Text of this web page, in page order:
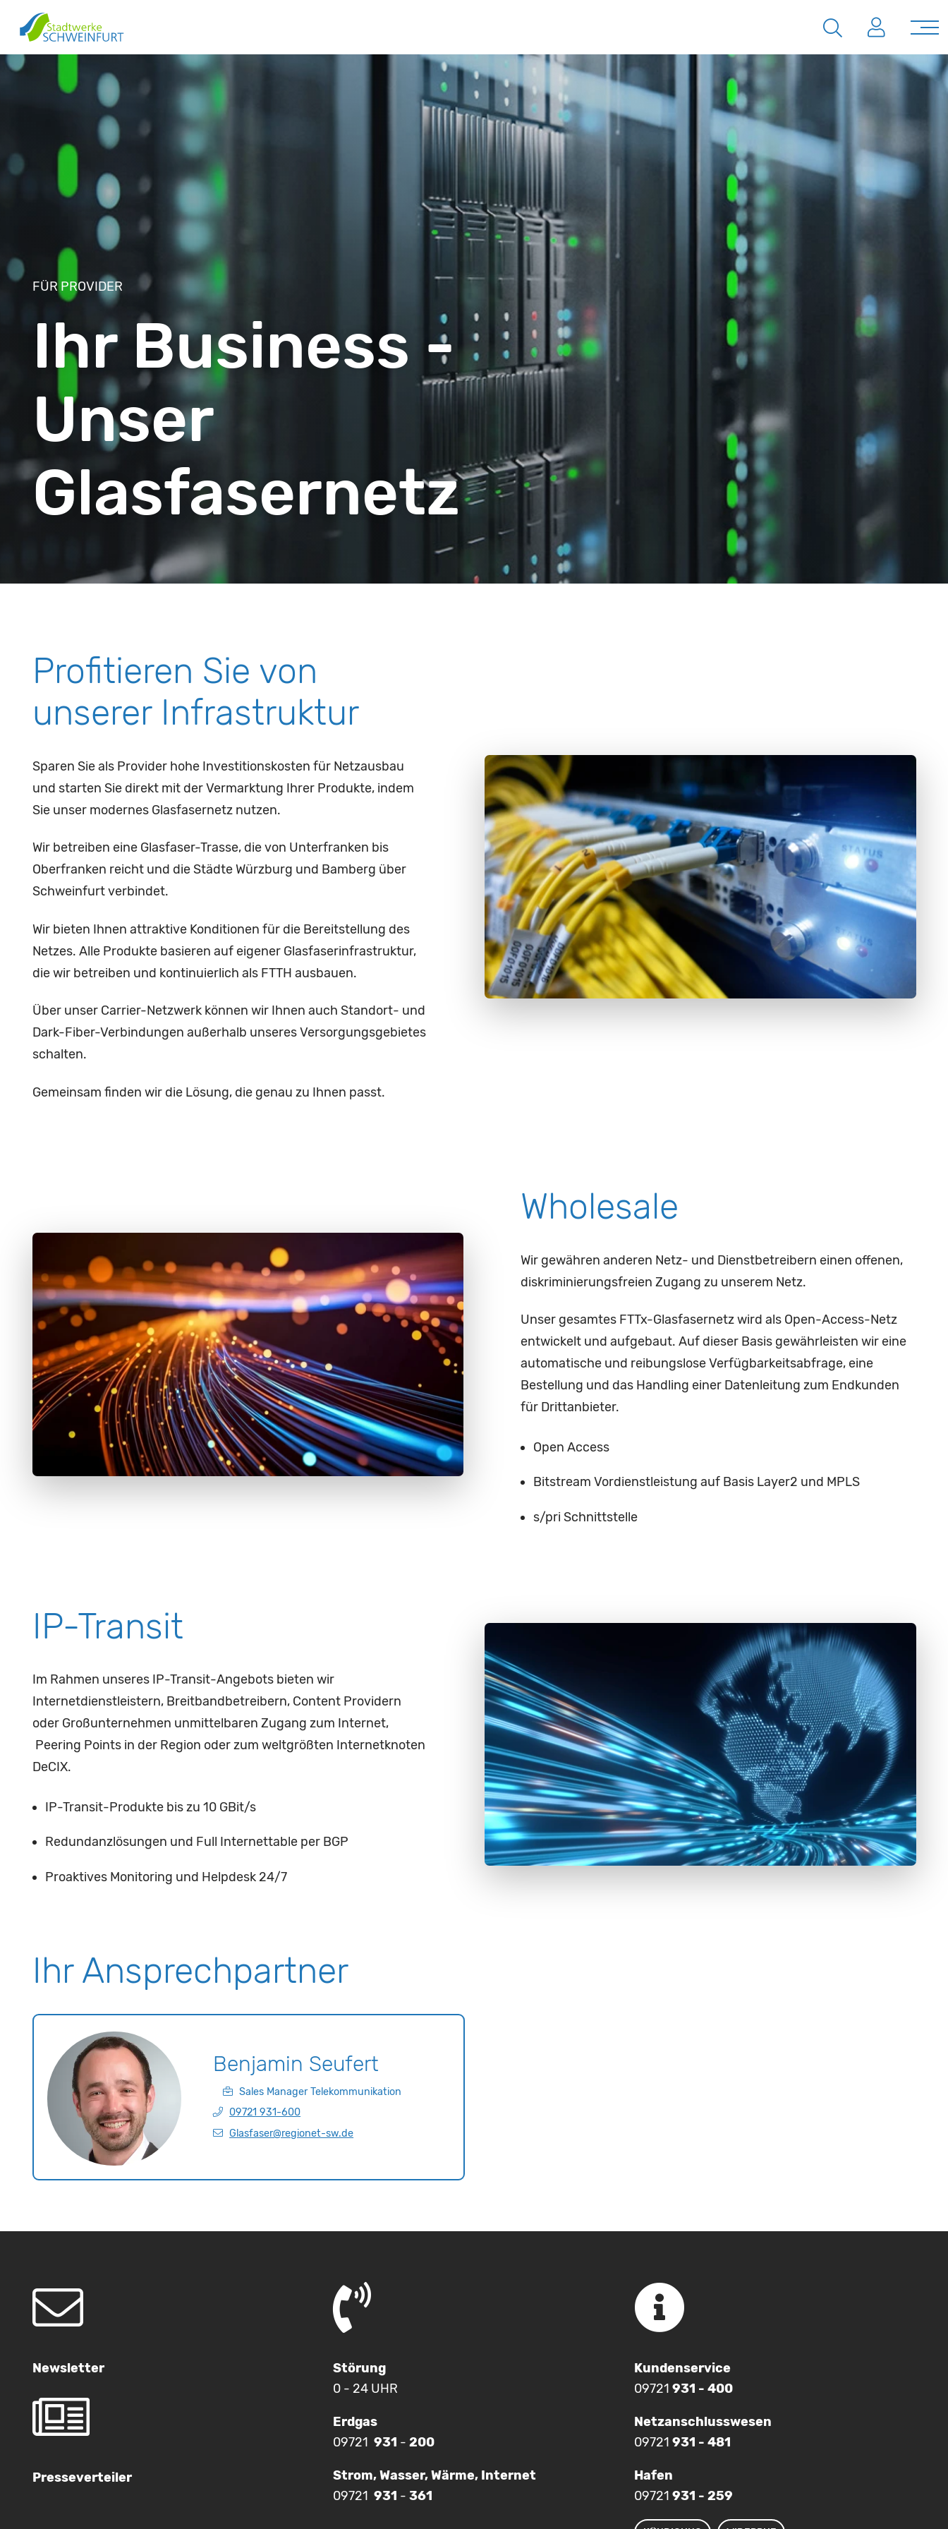
FÜR PROVIDER
Ihr Business -
Unser
Glasfasernetz
Profitieren Sie von
unserer Infrastruktur
Sparen Sie als Provider hohe Investitionskosten für Netzausbau
und starten Sie direkt mit der Vermarktung Ihrer Produkte, indem
Sie unser modernes Glasfasernetz nutzen.
Wir betreiben eine Glasfaser-Trasse, die von Unterfranken bis
Oberfranken reicht und die Städte Würzburg und Bamberg über
Schweinfurt verbindet.
Wir bieten Ihnen attraktive Konditionen für die Bereitstellung des
Netzes. Alle Produkte basieren auf eigener Glasfaserinfrastruktur,
die wir betreiben und kontinuierlich als FTTH ausbauen.
Über unser Carrier-Netzwerk können wir Ihnen auch Standort- und
Dark-Fiber-Verbindungen außerhalb unseres Versorgungsgebietes
schalten.
Gemeinsam finden wir die Lösung, die genau zu Ihnen passt.
Wholesale
Wir gewähren anderen Netz- und Dienstbetreibern einen offenen,
diskriminierungsfreien Zugang zu unserem Netz.
Unser gesamtes FTTx-Glasfasernetz wird als Open-Access-Netz
entwickelt und aufgebaut. Auf dieser Basis gewährleisten wir eine
automatische und reibungslose Verfügbarkeitsabfrage, eine
Bestellung und das Handling einer Datenleitung zum Endkunden
für Drittanbieter.
Open Access
Bitstream Vordienstleistung auf Basis Layer2 und MPLS
s/pri Schnittstelle
IP-Transit
Im Rahmen unseres IP-Transit-Angebots bieten wir
Internetdienstleistern, Breitbandbetreibern, Content Providern
oder Großunternehmen unmittelbaren Zugang zum Internet,
Peering Points in der Region oder zum weltgrößten Internetknoten
DeCIX.
IP-Transit-Produkte bis zu 10 GBit/s
Redundanzlösungen und Full Internettable per BGP
Proaktives Monitoring und Helpdesk 24/7
Ihr Ansprechpartner
Benjamin Seufert
Sales Manager Telekommunikation
09721 931-600
Glasfaser@regionet-sw.de
Newsletter
Presseverteiler
Störung
0 - 24 UHR
Erdgas
09721 931 -200
Strom, Wasser, Wärme, Internet
09721931 -361
Kundenservice
09721 931 - 400
Netzanschlusswesen
09721 931 - 481
Hafen
09721 931 - 259